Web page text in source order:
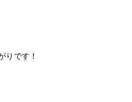
りです！